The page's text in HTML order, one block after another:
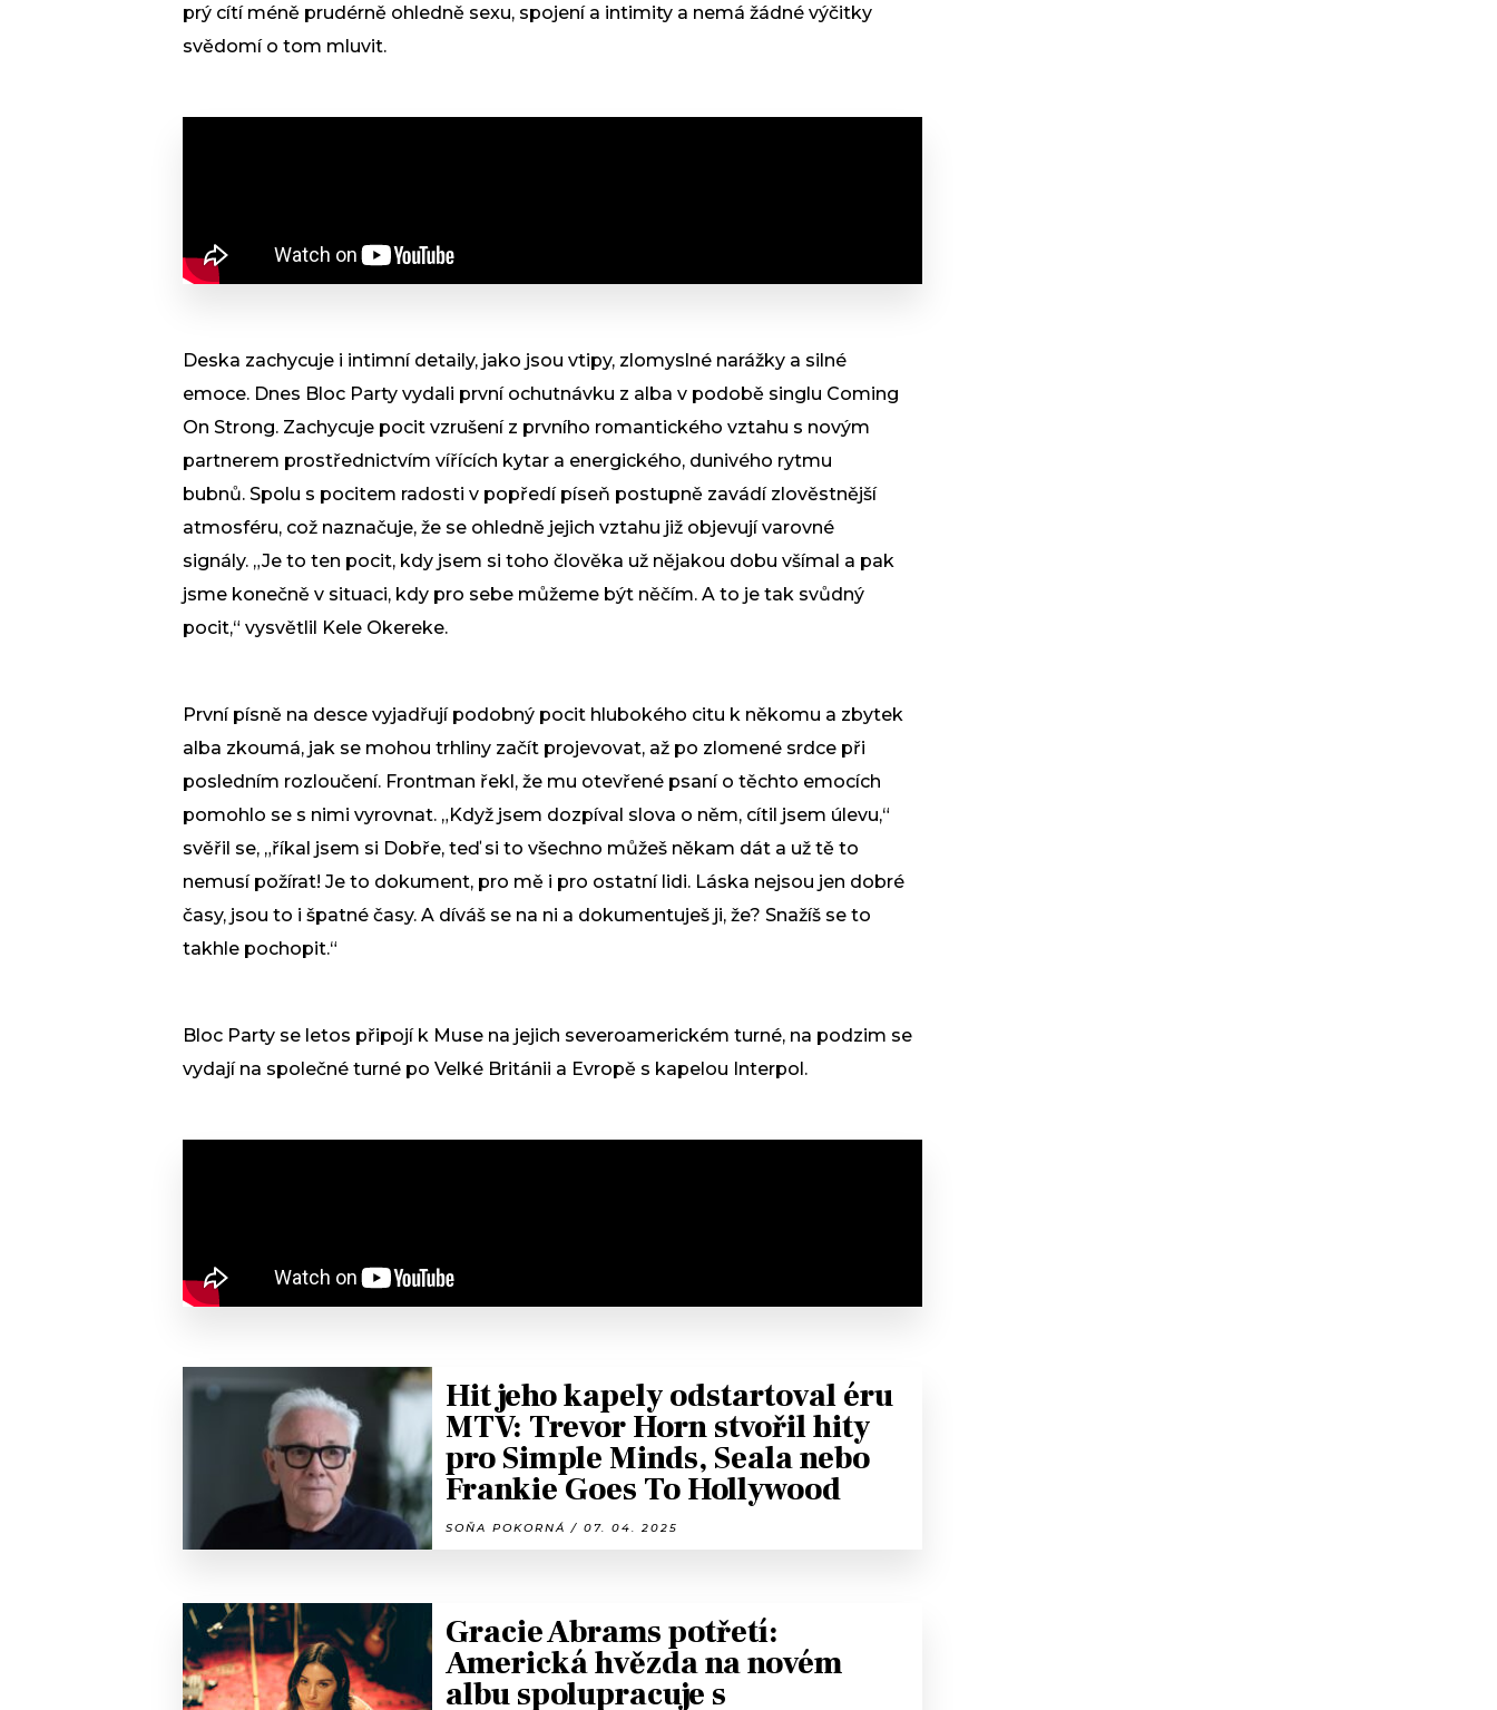
prý cítí méně prudérně ohledně sexu, spojení a intimity a nemá žádné výčitky
svědomí o tom mluvit.
Deska zachycuje i intimní detaily, jako jsou vtipy, zlomyslné narážky a silné
emoce. Dnes Bloc Party vydali první ochutnávku z alba v podobě singlu Coming
On Strong. Zachycuje pocit vzrušení z prvního romantického vztahu s novým
partnerem prostřednictvím vířících kytar a energického, dunivého rytmu
bubnů. Spolu s pocitem radosti v popředí píseň postupně zavádí zlověstnější
atmosféru, což naznačuje, že se ohledně jejich vztahu již objevují varovné
signály. „Je to ten pocit, kdy jsem si toho člověka už nějakou dobu všímal a pak
jsme konečně v situaci, kdy pro sebe můžeme být něčím. A to je tak svůdný
pocit,“ vysvětlil Kele Okereke.
První písně na desce vyjadřují podobný pocit hlubokého citu k někomu a zbytek
alba zkoumá, jak se mohou trhliny začít projevovat, až po zlomené srdce při
posledním rozloučení. Frontman řekl, že mu otevřené psaní o těchto emocích
pomohlo se s nimi vyrovnat. „Když jsem dozpíval slova o něm, cítil jsem úlevu,“
svěřil se, „říkal jsem si Dobře, teď si to všechno můžeš někam dát a už tě to
nemusí požírat! Je to dokument, pro mě i pro ostatní lidi. Láska nejsou jen dobré
časy, jsou to i špatné časy. A díváš se na ni a dokumentuješ ji, že? Snažíš se to
takhle pochopit.“
Bloc Party se letos připojí k Muse na jejich severoamerickém turné, na podzim se
vydají na společné turné po Velké Británii a Evropě s kapelou Interpol.
Hit jeho kapely odstartoval éru
MTV: Trevor Horn stvořil hity
pro Simple Minds, Seala nebo
Frankie Goes To Hollywood
SOŇA POKORNÁ / 07. 04. 2025
Gracie Abrams potřetí:
Americká hvězda na novém
albu spolupracuje s